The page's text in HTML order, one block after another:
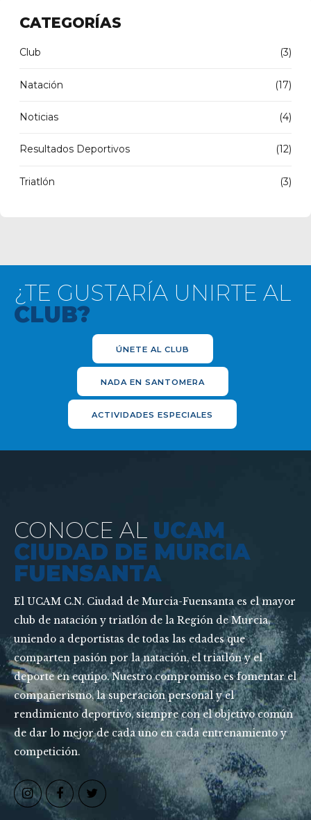
CATEGORÍAS
Club (3)
Natación (17)
Noticias (4)
Resultados Deportivos (12)
Triatlón (3)
¿TE GUSTARÍA UNIRTE AL
CLUB?
ÚNETE AL CLUB
NADA EN SANTOMERA
ACTIVIDADES ESPECIALES
CONOCE AL UCAM
CIUDAD DE MURCIA
FUENSANTA
El UCAM C.N. Ciudad de Murcia-Fuensanta es el mayor
club de natación y triatlón de la Región de Murcia,
uniendo a deportistas de todas las edades que
comparten pasión por la natación, el triatlón y el
deporte en equipo. Nuestro compromiso es fomentar el
compañerismo, la superación personal y el
rendimiento deportivo, siempre con el objetivo común
de dar lo mejor de cada uno en cada entrenamiento y
competición.